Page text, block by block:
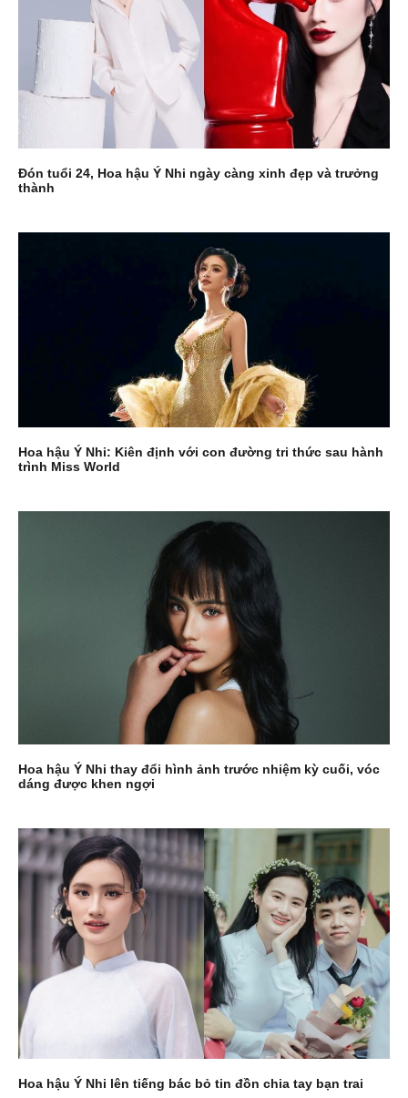
Đón tuổi 24, Hoa hậu Ý Nhi ngày càng xinh đẹp và trưởng
thành
Hoa hậu Ý Nhi: Kiên định với con đường tri thức sau hành
trình Miss World
Hoa hậu Ý Nhi thay đổi hình ảnh trước nhiệm kỳ cuối, vóc
dáng được khen ngợi
Hoa hậu Ý Nhi lên tiếng bác bỏ tin đồn chia tay bạn trai